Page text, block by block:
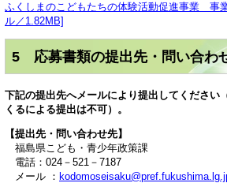
ふくしまのこどもたちの体験活動促進事業 事
ル／1.82MB]
5 応募書類の提出先・問い合わ
下記の提出先へメールにより提出してください
くるによる提出は不可）。
【提出先・問い合わせ先】
福島県こども・青少年政策課
電話：024－521－7187
メール ：